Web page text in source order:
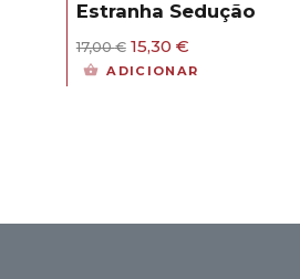
Estranha Sedução
17,00€ O
preço
15,30 €O
preço
ADICIONAR